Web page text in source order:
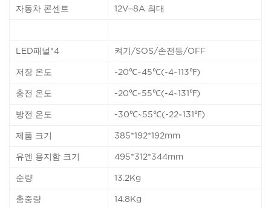
자동차 콘센트 12V⎓8A 최대
LED패널*4 켜기/SOS/손전등/OFF
저장 온도 -20℃~45℃(-4~113℉)
충전 온도 -20℃~55℃(-4~131℉)
방전 온도 -30℃~55℃(-22~131℉)
제품 크기 385*192*192mm
유엔 용지함 크기 495*312*344mm
순량 13.2Kg
총중량 14.8Kg